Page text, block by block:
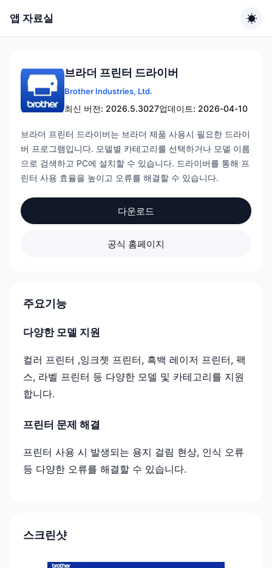
앱 자료실
브라더 프린터 드라이버
Brother Industries, Ltd.
최신 버전: 2026.5.3027업데이트: 2026-04-10
브라더 프린터 드라이버는 브라더 제품 사용시 필요한 드라이
버 프로그램입니다. 모델별 카테고리를 선택하거나 모델 이름
으로 검색하고 PC에 설치할 수 있습니다. 드라이버를 통해 프
린터 사용 효율을 높이고 오류를 해결할 수 있습니다.
다운로드
공식 홈페이지
주요기능
다양한 모델 지원
컬러 프린터 ,잉크젯 프린터, 흑백 레이저 프린터, 팩
스, 라벨 프린터 등 다양한 모델 및 카테고리를 지원
합니다.
프린터 문제 해결
프린터 사용 시 발생되는 용지 걸림 현상, 인식 오류
등 다양한 오류를 해결할 수 있습니다.
스크린샷